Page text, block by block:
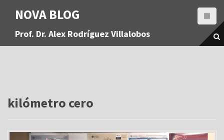
a
NOVA BLOG
Prof. Dr. Alex Rodríguez Villalobos
kilómetro cero